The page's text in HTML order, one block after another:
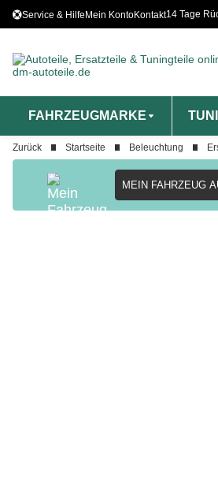
Service & HilfeMein KontoKontakt14 Tage
FAHRZEUGMARKE
Zurück Startseite Beleuchtung
MEIN FAHRZEUG